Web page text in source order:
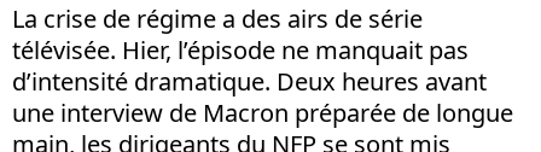
La crise de régime a des airs de série
télévisée. Hier, l’épisode ne manquait pas
d’intensité dramatique. Deux heures avant
une interview de Macron préparée de longue
main, les dirigeants du NFP se sont mis